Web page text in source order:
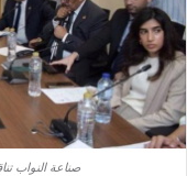
صناعة النواب